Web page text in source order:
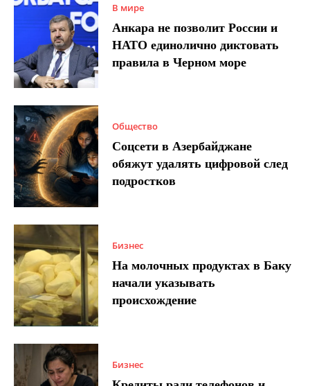
В мире
Анкара не позволит России и
НАТО единолично диктовать
правила в Черном море
Общество
Соцсети в Азербайджане
обяжут удалять цифровой след
подростков
Бизнес
На молочных продуктах в Баку
начали указывать
происхождение
Бизнес